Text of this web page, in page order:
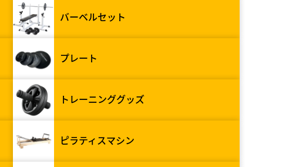
バーベルセット
プレート
トレーニンググッズ
ピラティスマシン